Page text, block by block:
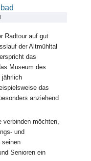
Radtour auf gut
der Altmühltal
das
Museum des
jährlich
das
anziehend
möchten,
und
seinen
Senioren ein